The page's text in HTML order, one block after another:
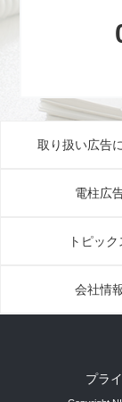
取り扱い広告
電柱広
トピック
会社情
プラ